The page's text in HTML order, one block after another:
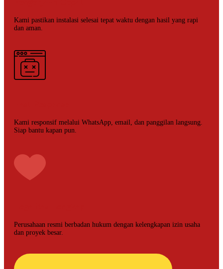
Kami pastikan instalasi selesai tepat waktu dengan hasil yang rapi
dan aman.
Kami responsif melalui WhatsApp, email, dan panggilan langsung.
Siap bantu kapan pun.
Perusahaan resmi berbadan hukum dengan kelengkapan izin usaha
dan proyek besar.